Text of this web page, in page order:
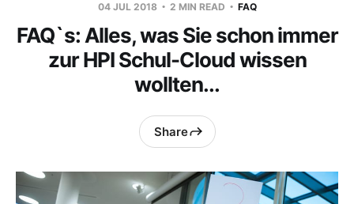
04 JUL 2018 2 MIN READ FAQ
FAQ`s: Alles, was Sie schon immer
zur HPI Schul-Cloud wissen
wollten...
Share